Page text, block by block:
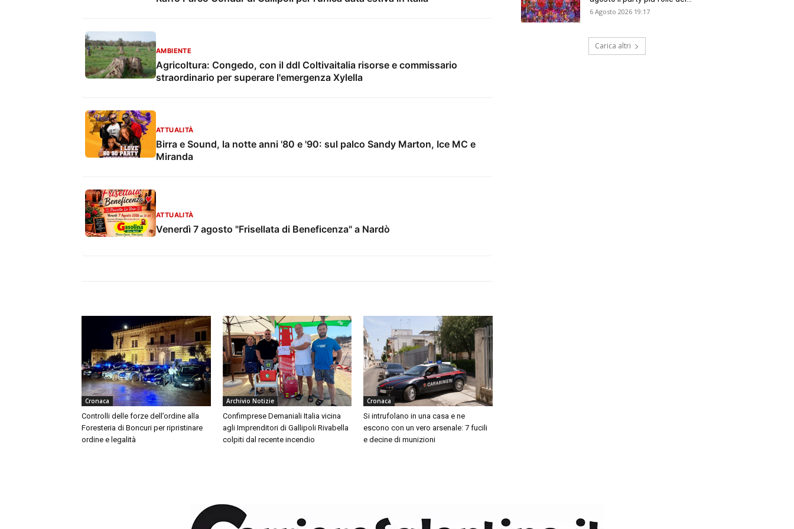
AMBIENTE
Agricoltura: Congedo, con il ddl Coltivaitalia risorse e commissario
straordinario per superare l'emergenza Xylella
ATTUALITÀ
Birra e Sound, la notte anni '80 e '90: sul palco Sandy Marton, Ice MC e
Miranda
ATTUALITÀ
Venerdì 7 agosto "Frisellata di Beneficenza" a Nardò
Cronaca
Controlli delle forze dell’ordine alla
Foresteria di Boncuri per ripristinare
ordine e legalità
Archivio Notizie
Confimprese Demaniali Italia vicina
agli Imprenditori di Gallipoli Rivabella
colpiti dal recente incendio
Cronaca
Si intrufolano in una casa e ne
escono con un vero arsenale: 7 fucili
e decine di munizioni
6 Agosto 2026 19:17
Carica altri